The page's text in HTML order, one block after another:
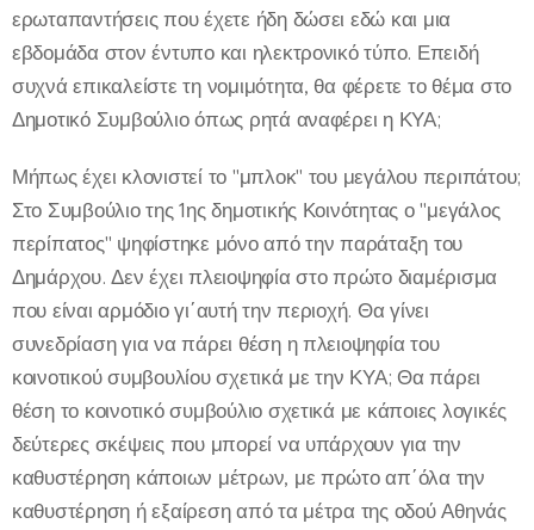
ερωταπαντήσεις που έχετε ήδη δώσει εδώ και μια
εβδομάδα στον έντυπο και ηλεκτρονικό τύπο. Επειδή
συχνά επικαλείστε τη νομιμότητα, θα φέρετε το θέμα στο
Δημοτικό Συμβούλιο όπως ρητά αναφέρει η ΚΥΑ;
Μήπως έχει κλονιστεί το "μπλοκ" του μεγάλου περιπάτου;
Στο Συμβούλιο της 1ης δημοτικής Κοινότητας ο "μεγάλος
περίπατος" ψηφίστηκε μόνο από την παράταξη του
Δημάρχου. Δεν έχει πλειοψηφία στο πρώτο διαμέρισμα
που είναι αρμόδιο γι΄αυτή την περιοχή. Θα γίνει
συνεδρίαση για να πάρει θέση η πλειοψηφία του
κοινοτικού συμβουλίου σχετικά με την ΚΥΑ; Θα πάρει
θέση το κοινοτικό συμβούλιο σχετικά με κάποιες λογικές
δεύτερες σκέψεις που μπορεί να υπάρχουν για την
καθυστέρηση κάποιων μέτρων, με πρώτο απ΄όλα την
καθυστέρηση ή εξαίρεση από τα μέτρα της οδού Αθηνάς